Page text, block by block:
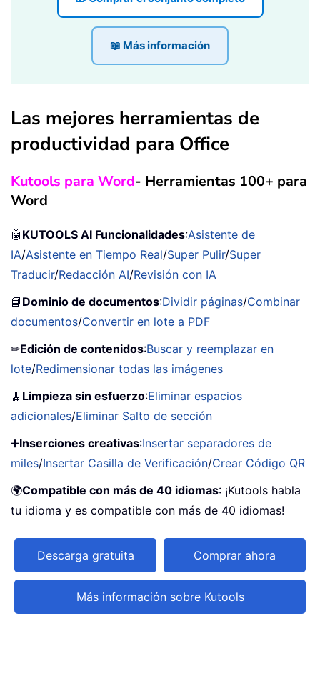
📖 Más información
Las mejores herramientas de
productividad para Office
Kutools para Word- Herramientas 100+ para
Word
🤖 KUTOOLS AI Funcionalidades:Asistente de
IA/Asistente en Tiempo Real/Super Pulir/Super
Traducir/Redacción AI/Revisión con IA
📘 Dominio de documentos:Dividir páginas/Combinar
documentos/Convertir en lote a PDF
✏Edición de contenidos:Buscar y reemplazar en
lote/Redimensionar todas las imágenes
🧹 Limpieza sin esfuerzo:Eliminar espacios
adicionales/Eliminar Salto de sección
➕Inserciones creativas:Insertar separadores de
miles/Insertar Casilla de Verificación/Crear Código QR
🌍Compatible con más de 40 idiomas: ¡Kutools habla
tu idioma y es compatible con más de 40 idiomas!
Descarga gratuita Comprar ahora
Más información sobre Kutools